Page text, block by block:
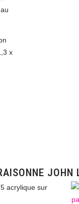
x
JOHN
acrylique sur